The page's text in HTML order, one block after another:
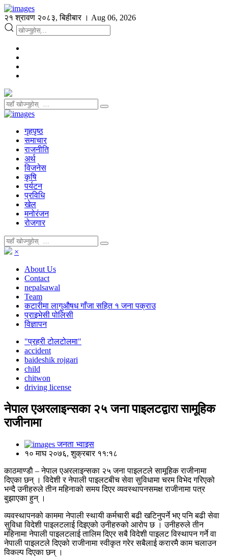
२१ श्रावण २०८३, बिहीबार । Aug 06, 2026
गृहपृष्ठ
समाचार
राजनीति
अर्थ
विजनेस
कृषि
पर्यटन
प्रविधि
खेल
मनोरंजन
रोजगार
×
About Us
Contact
nepalsawal
Team
कटारीमा लागुऔषध गाँजा सहित १ जना पक्राउ
प्राइभेसी पोलिसी
विज्ञापन
"प्रहरी टोलटोलमा"
accident
baideshik rojgari
child
chitwon
driving license
नेपाल एअरलाइन्सका २५ जना पाइलटद्वारा सामूहिक
राजीनामा
जनता भ्वाइस
१० माघ २०७६, शुक्रबार ११:१८
काठमाण्डाै – नेपाल एअरलाइन्सका २५ जना पाइलटले सामूहिक राजीनामा
दिएका छन् । विदेशी र नेपाली पाइलटबीच सेवा सुविधामा चरम विभेद गरिएको
भन्दै उनीहरुले तीन महिनाको समय दिएर व्यवस्थापनसमक्ष राजीनामा पत्र
बुझाएका हुन् ।
व्यवस्थापनको काममा नेपाली स्थायी कर्मचारी बढी खटिनुपर्ने भए पनि बढी सेवा
सुविधा विदेशी पाइलटलाई दिइएको उनीहरुको आरोप छ । उनीहरुले तीन
महिनामा नेपाली पाइलटलाई तालिम दिएर सबै विदेशी पाइलट विस्थापन गर्ने वा
नेपाली पाइलटले दिएको राजीनामा स्वीकृत गरेर सबैलाई करारमै काम चलाउन
विकल्प दिएका छन् ।